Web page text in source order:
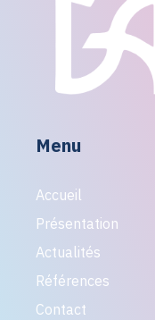
Menu
Accueil
Présentation
Actualités
Références
Contact